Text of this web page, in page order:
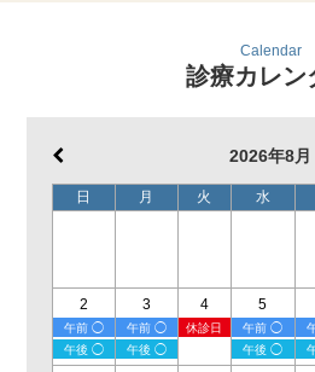
Calendar
診療カレン
2026年8月
日 月 火 水
2
午前 ◯
午後 ◯
3
午前 ◯
午後 ◯
4
休診日
5
午前 ◯
午後 ◯